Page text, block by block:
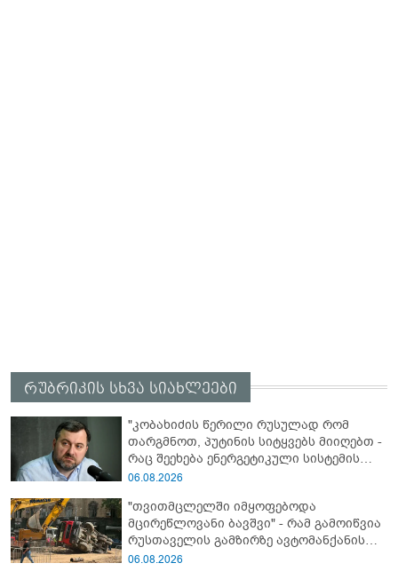
რუბრიკის სხვა სიახლეები
"კობახიძის წერილი რუსულად რომ
თარგმნოთ, პუტინის სიტყვებს მიიღებთ -
რაც შეეხება ენერგეტიკული სისტემის
პრობლემას, ნამდვილად ვაპირებ
არამედ აღვადგინო ხაზის ტელეფონიც" -
გია ჯაფარიძე
06.08.2026
"თვითმცლელში იმყოფებოდა
მცირეწლოვანი ბავშვი" - რამ გამოიწვია
რუსთაველის გამზირზე ავტომანქანის
გადაბრუნება: “ჯივიპი” განცხადებას
06.08.2026